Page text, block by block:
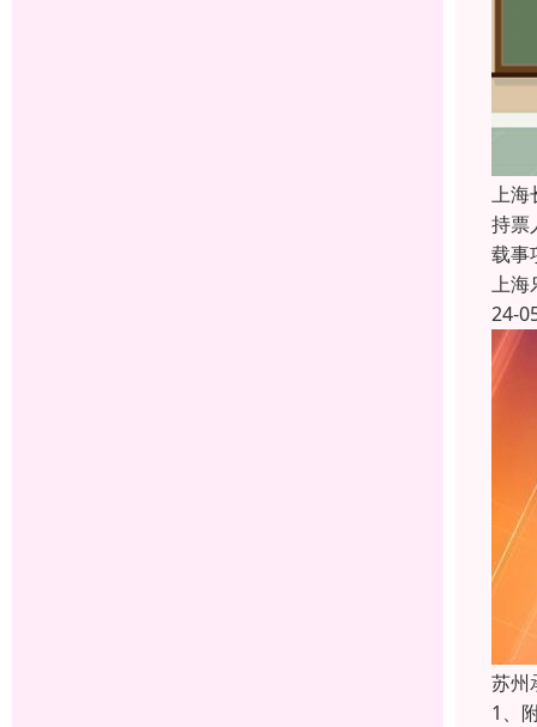
上海
持票
载事
上海
24-
苏州
1、